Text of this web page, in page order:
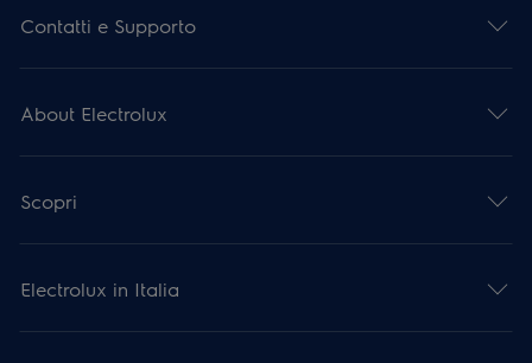
Contatti e Supporto
About Electrolux
Scopri
Electrolux in Italia